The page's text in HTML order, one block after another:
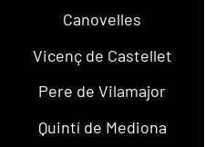
Canovelles
Vicenç de Castellet
Pere de Vilamajor
Quintí de Mediona